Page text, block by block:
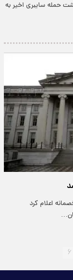
حمله سایبری اخیر به
اعلام کرد
۶